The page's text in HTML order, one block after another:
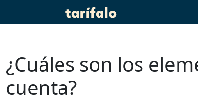
¿Cuáles son los
cuenta?